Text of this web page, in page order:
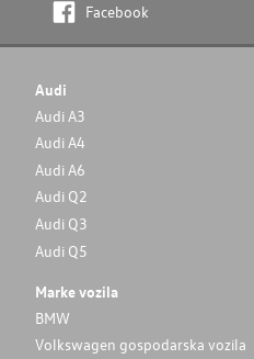
Facebook
Audi
Audi A3
Audi A4
Audi A6
Audi Q2
Audi Q3
Audi Q5
Marke vozila
BMW
Volkswagen gospodarska vozila